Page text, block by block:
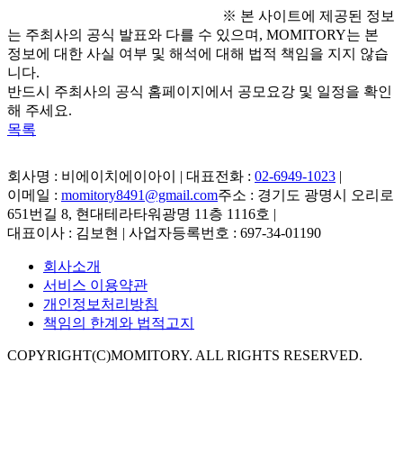
※ 본 사이트에 제공된 정보
는 주최사의 공식 발표와 다를 수 있으며, MOMITORY는 본
정보에 대한 사실 여부 및 해석에 대해 법적 책임을 지지 않습
니다.
반드시 주최사의 공식 홈페이지에서 공모요강 및 일정을 확인
해 주세요.
목록
회사명 : 비에이치에이아이 | 대표전화 : 02-6949-1023 |
이메일 : momitory8491@gmail.com주소 : 경기도 광명시 오리로
651번길 8, 현대테라타워광명 11층 1116호 |
대표이사 : 김보현 | 사업자등록번호 : 697-34-01190
회사소개
서비스 이용약관
개인정보처리방침
책임의 한계와 법적고지
COPYRIGHT(C)MOMITORY. ALL RIGHTS RESERVED.